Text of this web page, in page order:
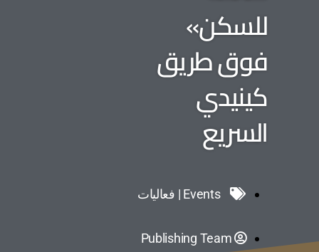
للسكن»
فوق طريق
كينيدي
السريع
Events | فعاليات
Publishing Team